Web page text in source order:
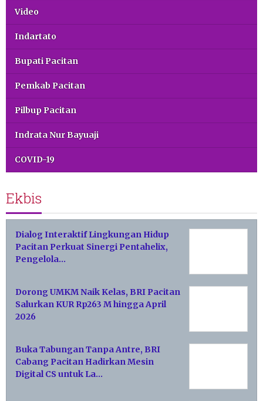
Video
Indartato
Bupati Pacitan
Pemkab Pacitan
Pilbup Pacitan
Indrata Nur Bayuaji
COVID-19
Ekbis
Dialog Interaktif Lingkungan Hidup
Pacitan Perkuat Sinergi Pentahelix,
Pengelola…
Dorong UMKM Naik Kelas, BRI Pacitan
Salurkan KUR Rp263 M hingga April
2026
Buka Tabungan Tanpa Antre, BRI
Cabang Pacitan Hadirkan Mesin
Digital CS untuk La…